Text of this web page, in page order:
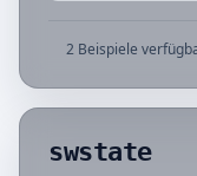
2 Beispiele
swstate